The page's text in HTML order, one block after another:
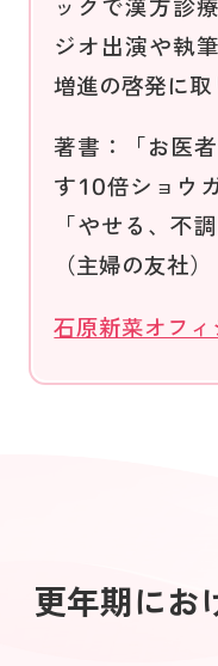
ジオ出演や執
増進の啓発に取
著書：「お医
す10倍ショウ
「やせる、不
（主婦の友社）
石原新菜オフ
更年期にお